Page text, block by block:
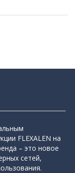
FLEXALEN на
– это новое
сетей,